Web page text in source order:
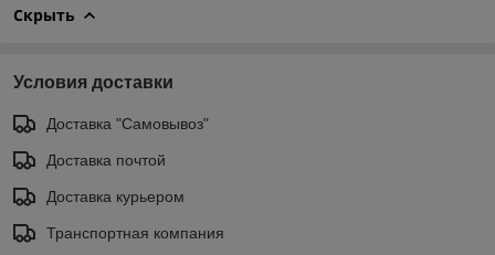
Скрыть
Условия доставки
Доставка "Самовывоз"
Доставка почтой
Доставка курьером
Транспортная компания